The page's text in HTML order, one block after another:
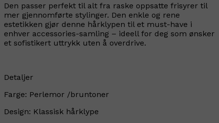
Den passer perfekt til alt fra raske oppsatte frisyrer til
mer gjennomførte stylinger. Den enkle og rene
estetikken gjør denne hårklypen til et must-have i
enhver accessories-samling – ideell for deg som ønsker
et sofistikert uttrykk uten å overdrive.
Detaljer
Farge: Perlemor /bruntoner
Design: Klassisk hårklype